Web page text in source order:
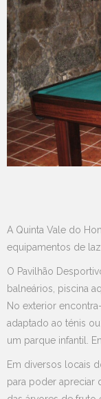
A Quinta Vale do
equipamentos de
O Pavilhão
balneários, piscina
No exterior
adaptado ao ténis
um parque infantil.
Em diversos locais
para poder apreciar